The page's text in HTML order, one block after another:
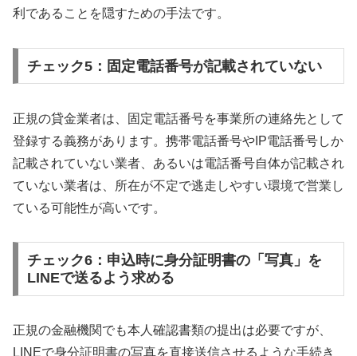
利であることを隠すための手法です。
チェック5：固定電話番号が記載されていない
正規の貸金業者は、固定電話番号を事業所の連絡先として
登録する義務があります。携帯電話番号やIP電話番号しか
記載されていない業者、あるいは電話番号自体が記載され
ていない業者は、所在が不定で逃走しやすい環境で営業し
ている可能性が高いです。
チェック6：申込時に身分証明書の「写真」を
LINEで送るよう求める
正規の金融機関でも本人確認書類の提出は必要ですが、
LINEで身分証明書の写真を直接送信させるような手続き